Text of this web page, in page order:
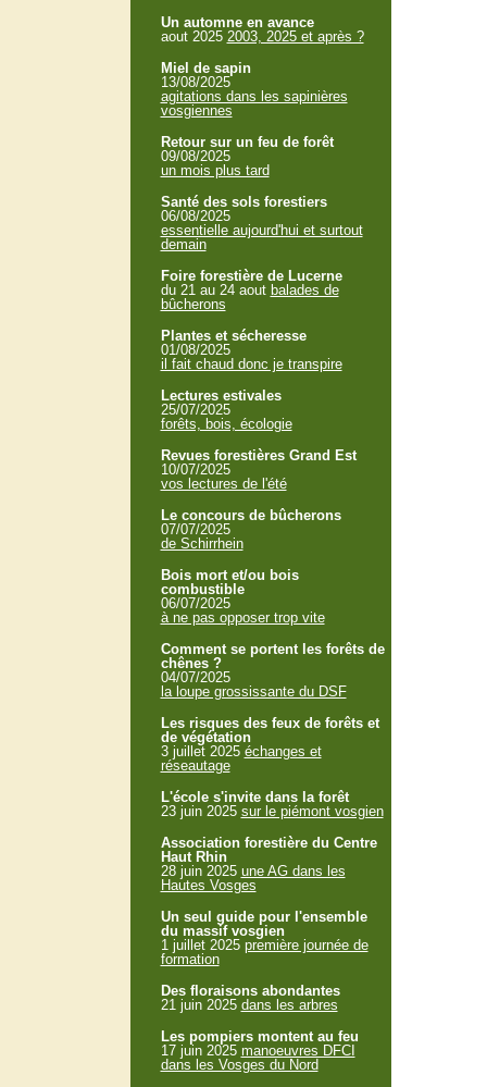
Un automne en avance
aout 2025 2003, 2025 et après ?
Miel de sapin
13/08/2025
agitations dans les sapinières
vosgiennes
Retour sur un feu de forêt
09/08/2025
un mois plus tard
Santé des sols forestiers
06/08/2025
essentielle aujourd'hui et surtout
demain
Foire forestière de Lucerne
du 21 au 24 aout balades de
bûcherons
Plantes et sécheresse
01/08/2025
il fait chaud donc je transpire
Lectures estivales
25/07/2025
forêts, bois, écologie
Revues forestières Grand Est
10/07/2025
vos lectures de l'été
Le concours de bûcherons
07/07/2025
de Schirrhein
Bois mort et/ou bois
combustible
06/07/2025
à ne pas opposer trop vite
Comment se portent les forêts de
chênes ?
04/07/2025
la loupe grossissante du DSF
Les risques des feux de forêts et
de végétation
3 juillet 2025 échanges et
réseautage
L'école s'invite dans la forêt
23 juin 2025 sur le piémont vosgien
Association forestière du Centre
Haut Rhin
28 juin 2025 une AG dans les
Hautes Vosges
Un seul guide pour l'ensemble
du massif vosgien
1 juillet 2025 première journée de
formation
Des floraisons abondantes
21 juin 2025 dans les arbres
Les pompiers montent au feu
17 juin 2025 manoeuvres DFCI
dans les Vosges du Nord